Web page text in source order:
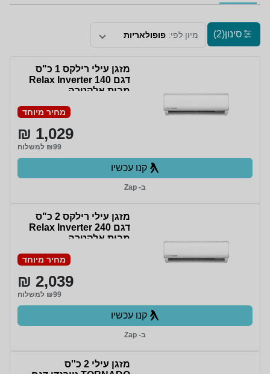
סינון(2) מיון לפי: פופולאריות
מזגן עילי רילקס 1 כ"ס
דגם Relax Inverter 140
מבית אלקטרה
מחיר מיוחד
1,029 ₪
₪99 למשלוח
קנו עכשיו
ב- Zap
מזגן עילי רילקס 2 כ"ס
דגם Relax Inverter 240
מבית אלקטרה
מחיר מיוחד
2,039 ₪
₪99 למשלוח
קנו עכשיו
ב- Zap
מזגן עילי 2 כ''ס